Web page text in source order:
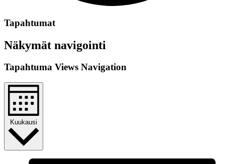
Tapahtumat
Näkymät navigointi
Tapahtuma Views Navigation
Kuukausi